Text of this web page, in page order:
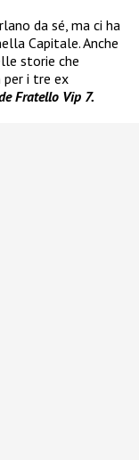
da sé, ma ci ha
Capitale. Anche
storie che
per i tre ex
Fratello Vip 7.